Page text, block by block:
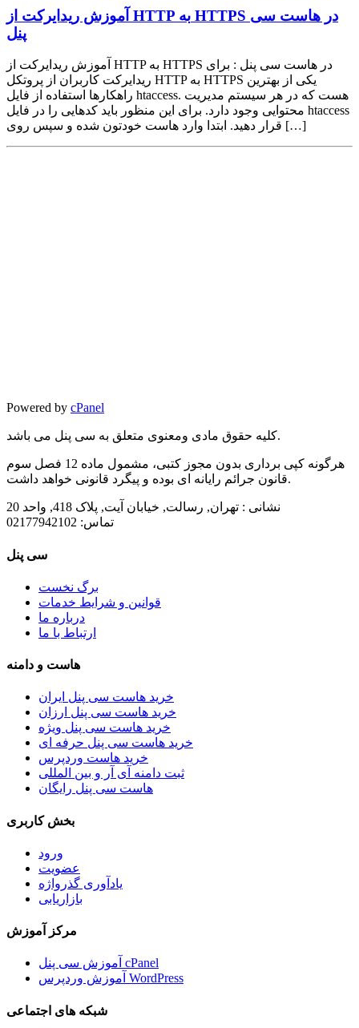
آموزش ریدایرکت از HTTP به HTTPS در هاست سی
پنل
آموزش ریدایرکت از HTTP به HTTPS در هاست سی پنل : برای
ریدایرکت کاربران از پروتکل HTTP به HTTPS یکی از بهترین
راهکارها استفاده از فایل htaccess. هست که در هر سیستم مدیریت
محتوایی وجود دارد. برای این منظور باید کدهایی را در فایل htaccess
قرار دهید. ابتدا وارد هاست خودتون شده و سپس روی […]
Powered by cPanel
کلیه حقوق مادی ومعنوی متعلق به سی پنل می باشد.
هرگونه کپی برداری بدون مجوز کتبی، مشمول ماده 12 فصل سوم
قانون جرائم رایانه ای بوده و پیگرد قانونی خواهد داشت.
نشانی : تهران, رسالت, خیابان آیت, پلاک 418, واحد 20
تماس:
سی پنل
برگ نخست
قوانین و شرایط خدمات
درباره ما
ارتباط با ما
هاست و دامنه
خرید هاست سی پنل ایران
خرید هاست سی پنل ارزان
خرید هاست سی پنل ویژه
خرید هاست سی پنل حرفه ای
خرید هاست وردپرس
ثبت دامنه آی آر و بین المللی
هاست سی پنل رایگان
بخش کاربری
ورود
عضویت
یادآوری گذرواژه
بازاریابی
مرکز آموزش
آموزش سی پنل cPanel
آموزش وردپرس WordPress
شبکه های اجتماعی